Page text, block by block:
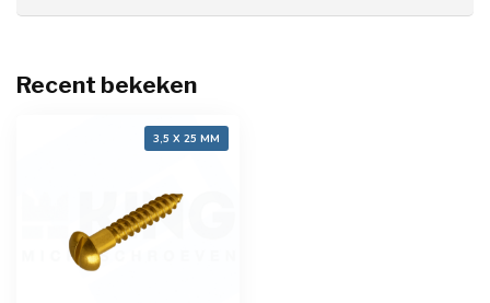
Recent bekeken
3,5 X 25 MM